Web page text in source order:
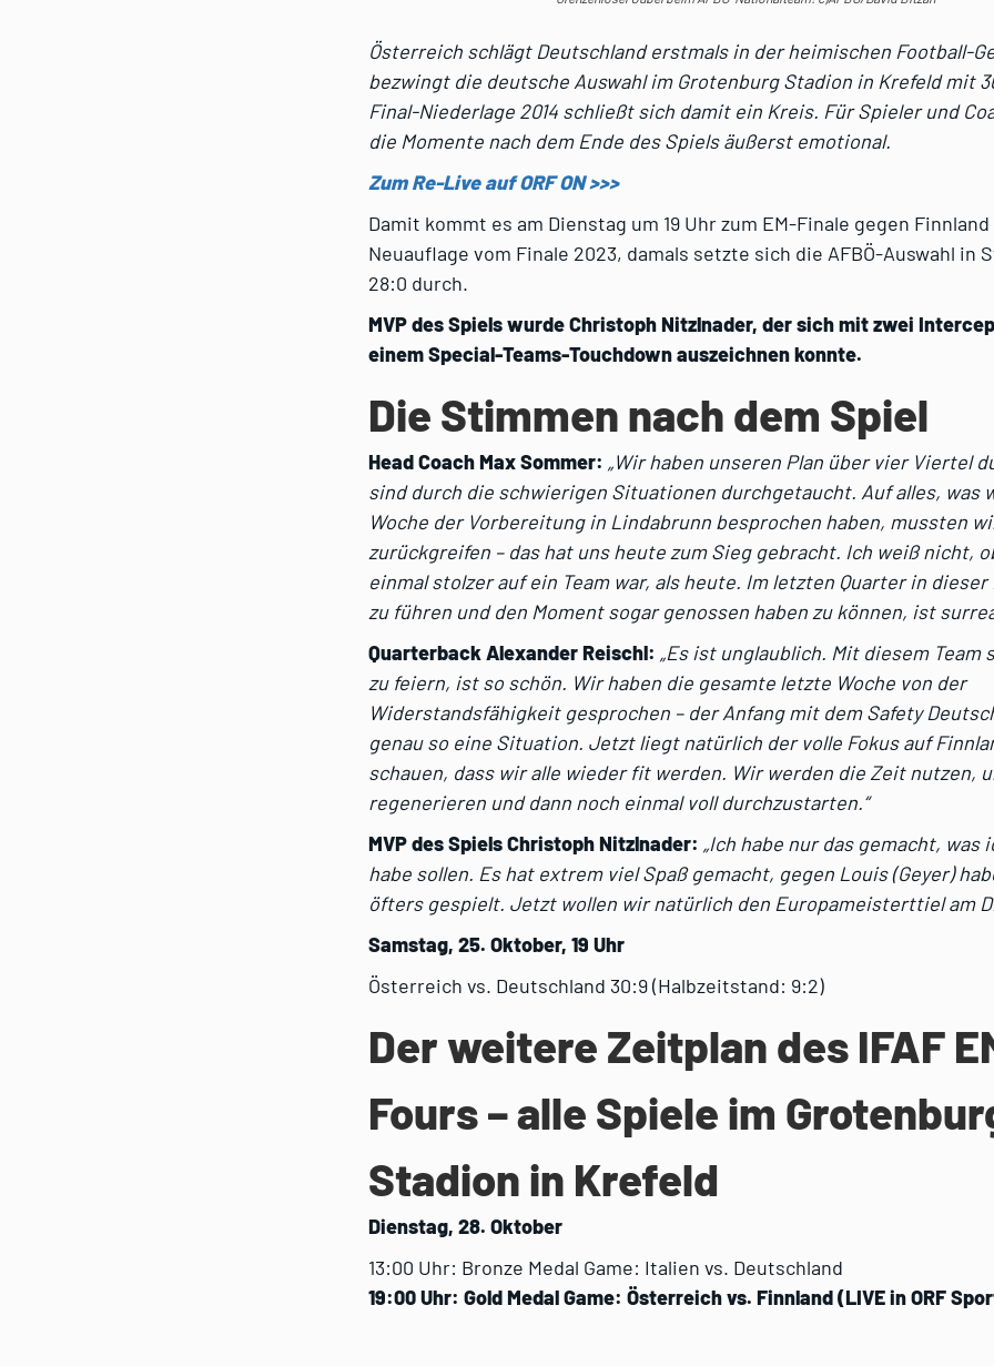
Österreich schlägt Deutschland erstmals in der heimischen Football-
bezwingt die deutsche Auswahl im Grotenburg Stadion in Krefeld mit
Final-Niederlage 2014 schließt sich damit ein Kreis. Für Spieler und
die Momente nach dem Ende des Spiels äußerst emotional.
Zum Re-Live auf ORF ON >>>
Damit kommt es am Dienstag um 19 Uhr zum EM-Finale gegen
Neuauflage vom Finale 2023, damals setzte sich die AFBÖ-Auswahl in
28:0 durch.
MVP des Spiels wurde Christoph Nitzlnader, der sich mit zwei
einem Special-Teams-Touchdown auszeichnen konnte.
Die Stimmen nach dem Spiel
Head Coach Max Sommer: „Wir haben unseren Plan über vier Viertel
sind durch die schwierigen Situationen durchgetaucht. Auf alles, was
Woche der Vorbereitung in Lindabrunn besprochen haben, mussten
zurückgreifen – das hat uns heute zum Sieg gebracht. Ich weiß nicht,
einmal stolzer auf ein Team war, als heute. Im letzten Quarter in
zu führen und den Moment sogar genossen haben zu können, ist
Quarterback Alexander Reischl: „Es ist unglaublich. Mit diesem Team
zu feiern, ist so schön. Wir haben die gesamte letzte Woche von der
Widerstandsfähigkeit gesprochen – der Anfang mit dem Safety
genau so eine Situation. Jetzt liegt natürlich der volle Fokus auf
schauen, dass wir alle wieder fit werden. Wir werden die Zeit nutzen,
regenerieren und dann noch einmal voll durchzustarten.“
MVP des Spiels Christoph Nitzlnader: „Ich habe nur das gemacht, was
habe sollen. Es hat extrem viel Spaß gemacht, gegen Louis (Geyer)
öfters gespielt. Jetzt wollen wir natürlich den Europameisterttiel am
Samstag, 25. Oktober, 19 Uhr
Österreich vs. Deutschland 30:9 (Halbzeitstand: 9:2)
Der weitere Zeitplan des IFAF
Fours – alle Spiele im
Stadion in Krefeld
Dienstag, 28. Oktober
13:00 Uhr: Bronze Medal Game: Italien vs. Deutschland
19:00 Uhr: Gold Medal Game: Österreich vs. Finnland (LIVE in ORF